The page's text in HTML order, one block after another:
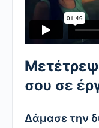
σου σε
Δάμασε την